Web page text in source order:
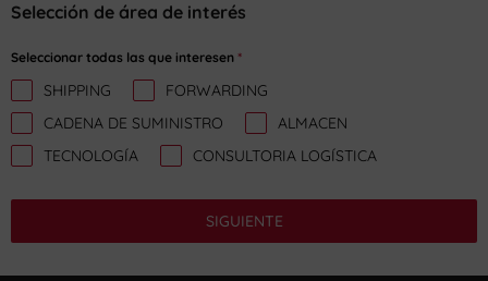
Selección de área de interés
Seleccionar todas las que interesen *
SHIPPING
FORWARDING
CADENA DE SUMINISTRO
ALMACEN
TECNOLOGÍA
CONSULTORIA LOGÍSTICA
SIGUIENTE